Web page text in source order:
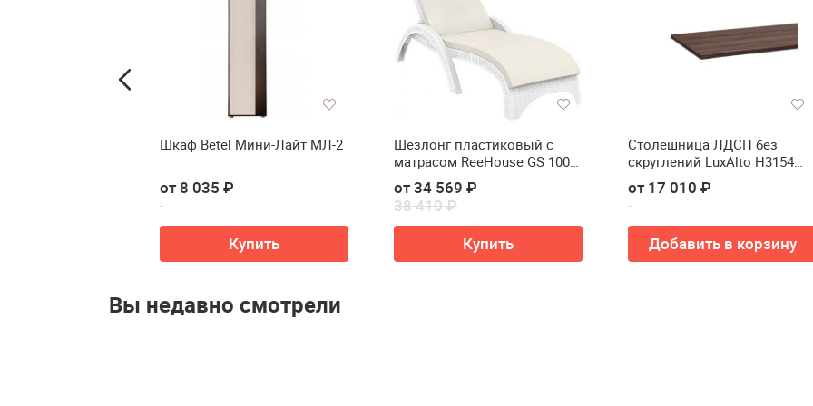
Шкаф Betel Мини-Лайт МЛ-2
от 8 035 ₽
Купить
Шезлонг пластиковый с
матрасом ReeHouse GS 1009
(Fiji)
от 34 569 ₽
38 410 ₽
Купить
Столешница ЛДСП без
скруглений LuxAlto H3154
ST36
от 17 010 ₽
Добавить в корзину
Вы недавно смотрели